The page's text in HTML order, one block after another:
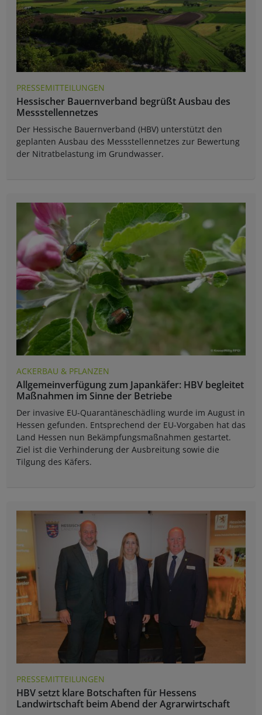
PRESSEMITTEILUNGEN
Hessischer Bauernverband begrüßt Ausbau des
Messstellennetzes
Der Hessische Bauernverband (HBV) unterstützt den
geplanten Ausbau des Messstellennetzes zur Bewertung
der Nitratbelastung im Grundwasser.
ACKERBAU & PFLANZEN
Allgemeinverfügung zum Japankäfer: HBV begleitet
Maßnahmen im Sinne der Betriebe
Der invasive EU-Quarantäneschädling wurde im August in
Hessen gefunden. Entsprechend der EU-Vorgaben hat das
Land Hessen nun Bekämpfungsmaßnahmen gestartet.
Ziel ist die Verhinderung der Ausbreitung sowie die
Tilgung des Käfers.
PRESSEMITTEILUNGEN
HBV setzt klare Botschaften für Hessens
Landwirtschaft beim Abend der Agrarwirtschaft